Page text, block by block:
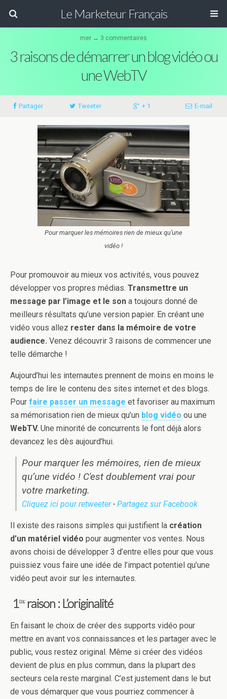
Le Marketeur Français
mer ↔ 3 commentaires
3 raisons de démarrer un blog vidéo ou
une WebTV
Partager Tweeter + 1 E-mail
Pour marquer les mémoires rien de mieux qu’une
vidéo !
Pour promouvoir au mieux vos activités, vous pouvez
développer vos propres médias. Transmettre un
message par l’image et le son a toujours donné de
meilleurs résultats qu’une version papier. En créant une
vidéo vous allez rester dans la mémoire de votre
audience. Venez découvrir 3 raisons de commencer une
telle démarche !
Aujourd’hui les internautes prennent de moins en moins le
temps de lire le contenu des sites internet et des blogs.
Pour faire passer un message et favoriser au maximum
sa mémorisation rien de mieux qu’un blog vidéo ou une
WebTV. Une minorité de concurrents le font déjà alors
devancez les dès aujourd’hui.
Pour marquer les mémoires, rien de mieux
qu’une vidéo ! C'est doublement vrai pour
votre marketing.
Cliquez ici pour retweeter- Partagez sur Facebook
Il existe des raisons simples qui justifient la création
d’un matériel vidéo pour augmenter vos ventes. Nous
avons choisi de développer 3 d’entre elles pour que vous
puissiez vous faire une idée de l’impact potentiel qu’une
vidéo peut avoir sur les internautes.
1èreraison : L’originalité
En faisant le choix de créer des supports vidéo pour
mettre en avant vos connaissances et les partager avec le
public, vous restez original. Même si créer des vidéos
devient de plus en plus commun, dans la plupart des
secteurs cela reste marginal. C’est justement dans le but
de vous démarquer que vous pourriez commencer à